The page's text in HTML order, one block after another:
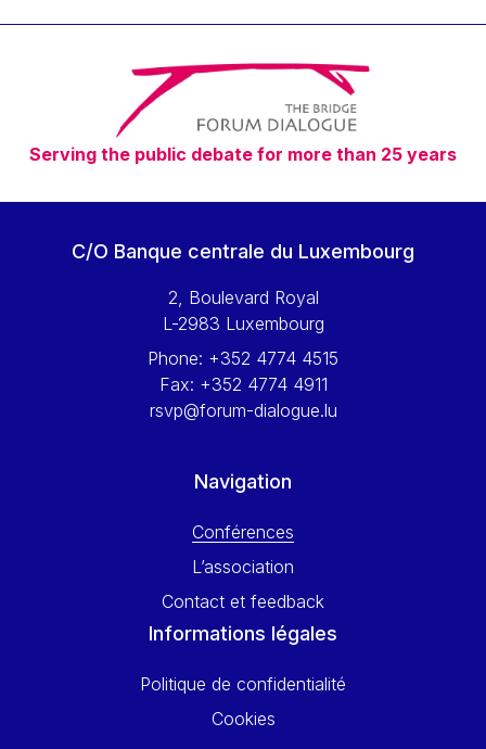
Timothy Radcliffe
Vaclav Klaus
Vassilios Skouris
Vítor Manuel da Silva Caldeira
Viviane Reding
Walter Hagg
Wolfgang Ketterle
Yossi Beillin
Yves FRANCHET
Serving the public debate for more than 25 years
C/O Banque centrale du Luxembourg
2, Boulevard Royal
L-2983 Luxembourg
Phone: +352 4774 4515
Fax: +352 4774 4911
rsvp@forum-dialogue.lu
Navigation
Conférences
L’association
Contact et feedback
Informations légales
Politique de confidentialité
Cookies